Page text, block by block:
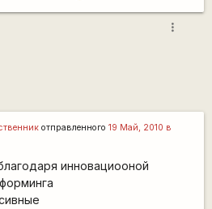
more_vert
отправленного 19 Май, 2010 в
инновациооной